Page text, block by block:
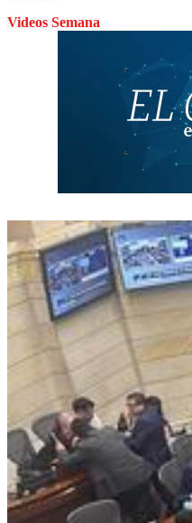
Videos Semana